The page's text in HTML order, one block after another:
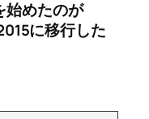
始めたのが
に移行した